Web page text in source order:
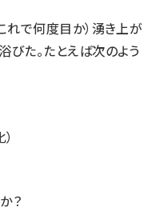
れで何度目か）湧き上が
びた。たとえば次のよう
？